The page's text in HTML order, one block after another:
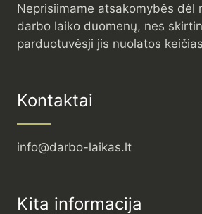
Neprisiimame atsakomybės dėl
darbo laiko duomenų, nes
parduotuvėsji jis nuolatos
Kontaktai
info@darbo-laikas.lt
Kita informacija